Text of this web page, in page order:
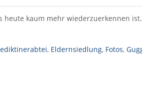
kaum mehr wiederzuerkennen
, Eldernsiedlung, Fotos,